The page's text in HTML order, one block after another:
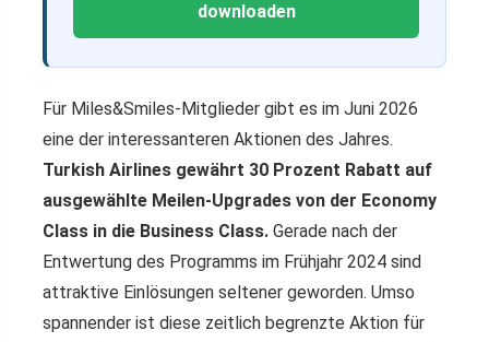
downloaden
Für Miles&Smiles-Mitglieder gibt es im Juni 2026
eine der interessanteren Aktionen des Jahres.
Turkish Airlines gewährt 30 Prozent Rabatt auf
ausgewählte Meilen-Upgrades von der Economy
Class in die Business Class. Gerade nach der
Entwertung des Programms im Frühjahr 2024 sind
attraktive Einlösungen seltener geworden. Umso
spannender ist diese zeitlich begrenzte Aktion für